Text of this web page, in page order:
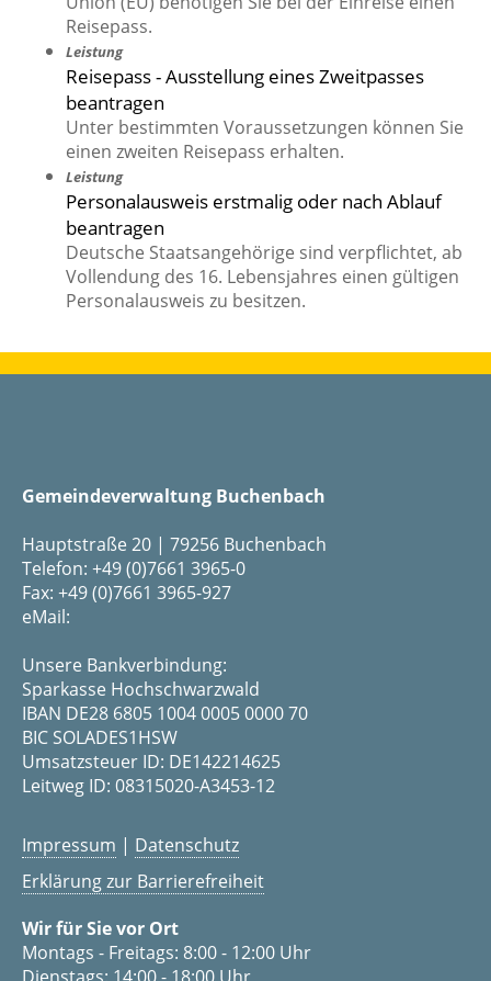
Reisepass.
Leistung
Reisepass - Ausstellung eines Zweitpasses
beantragen
Unter bestimmten Voraussetzungen können Sie
einen zweiten Reisepass erhalten.
Leistung
Personalausweis erstmalig oder nach Ablauf
beantragen
Deutsche Staatsangehörige sind verpflichtet, ab
Vollendung des 16. Lebensjahres einen gültigen
Personalausweis zu besitzen.
Gemeindeverwaltung Buchenbach
Hauptstraße 20 | 79256 Buchenbach
Telefon: +49 (0)7661 3965-0
Fax: +49 (0)7661 3965-927
eMail:
Unsere Bankverbindung:
Sparkasse Hochschwarzwald
IBAN DE28 6805 1004 0005 0000 70
BIC SOLADES1HSW
Umsatzsteuer ID: DE142214625
Leitweg ID: 08315020-A3453-12
Impressum | Datenschutz
Erklärung zur Barrierefreiheit
Wir für Sie vor Ort
Montags - Freitags: 8:00 - 12:00 Uhr